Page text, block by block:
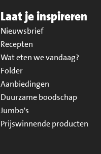
Laat je inspireren
Nieuwsbrief
Recepten
Wat eten we vandaag?
Folder
Aanbiedingen
Duurzame boodschap
Jumbo's
Prijswinnende producten